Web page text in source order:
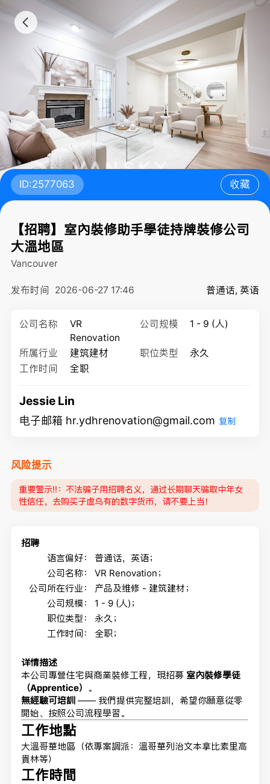
ID:2577063 收藏
【招聘】室內裝修助手學徒持牌裝修公司
大溫地區
Vancouver
发布时间 2026-06-27 17:46 普通话, 英语
公司名称
VR
Renovation
公司规模 1 - 9 (人)
所属行业 建筑建材 职位类型
永久
工作时间
全职
Jessie Lin
电子邮箱 hr.ydhrenovation@gmail.com 复制
风险提示
重要警示‼️：不法骗子用招聘名义，通过长期聊天骗取中年女
性信任，去购买子虚乌有的数字货币，请不要上当！
招聘
语言偏好：
普通话，英语；
公司名称：
VR Renovation；
公司所在行业：
产品及维修 - 建筑建材；
公司规模：
1 - 9 (人)；
职位类型：
永久；
工作时间：
全职；
详情描述
本公司專營住宅與商業裝修工程，現招募 室內裝修學徒
（Apprentice） 。
無經驗可培訓 —— 我們提供完整培訓，希望你願意從零
開始、按照公司流程學習。
工作地點
大溫哥華地區（依專案調派：溫哥華列治文本拿比素里高
貴林等）
工作時間